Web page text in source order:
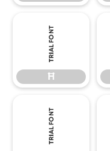
Ħ
Ħ
ĩ